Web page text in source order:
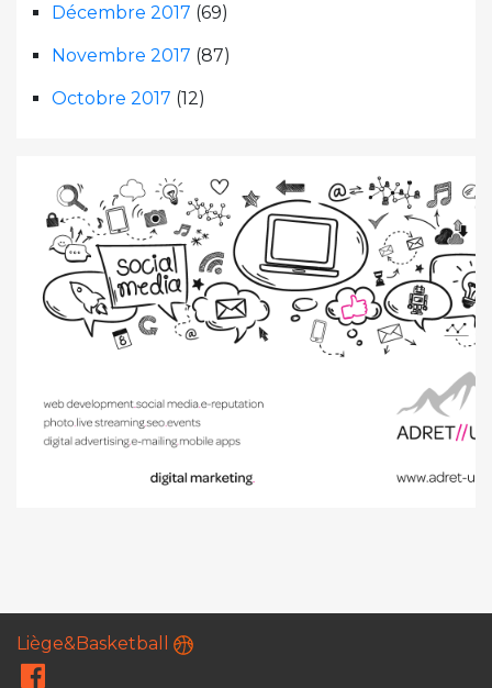
Décembre 2017 (69)
Novembre 2017 (87)
Octobre 2017 (12)
Liège&Basketball